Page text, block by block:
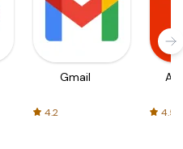
Gmail
4.2 4.5